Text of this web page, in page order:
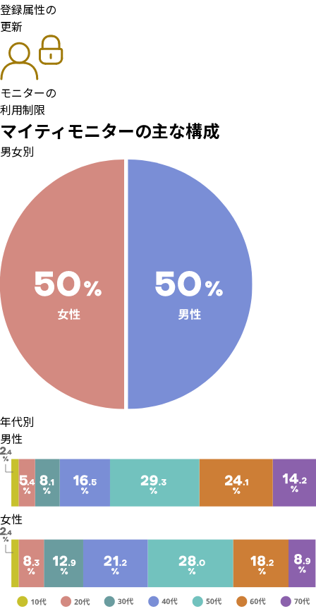
登録属性の
更新
モニターの
利用制限
マイティモニターの主な構成
男女別
年代別
男性
女性